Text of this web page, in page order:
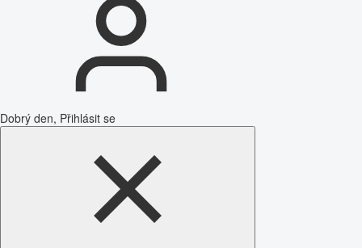
Dobrý den, Přihlásit se